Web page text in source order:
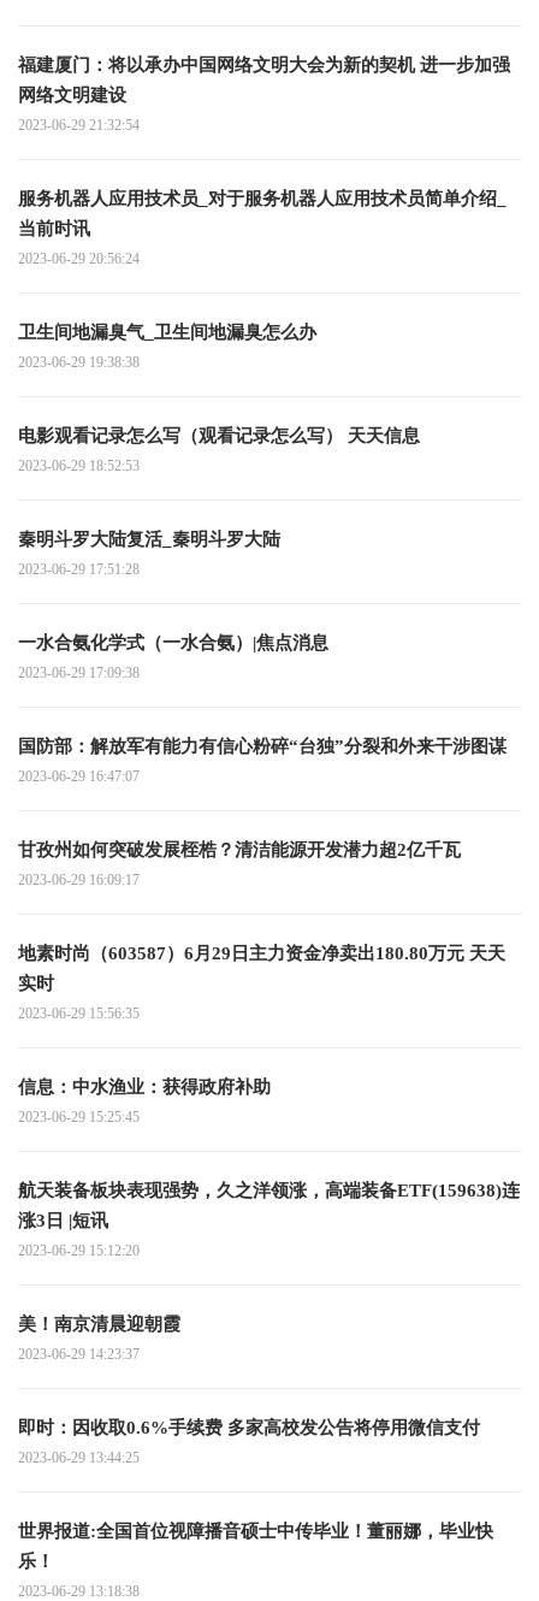
福建厦门：将以承办中国网络文明大会为新的契机 进一步加强
网络文明建设
2023-06-29 21:32:54
服务机器人应用技术员_对于服务机器人应用技术员简单介绍_
当前时讯
2023-06-29 20:56:24
卫生间地漏臭气_卫生间地漏臭怎么办
2023-06-29 19:38:38
电影观看记录怎么写（观看记录怎么写） 天天信息
2023-06-29 18:52:53
秦明斗罗大陆复活_秦明斗罗大陆
2023-06-29 17:51:28
一水合氨化学式（一水合氨）|焦点消息
2023-06-29 17:09:38
国防部：解放军有能力有信心粉碎“台独”分裂和外来干涉图谋
2023-06-29 16:47:07
甘孜州如何突破发展桎梏？清洁能源开发潜力超2亿千瓦
2023-06-29 16:09:17
地素时尚（603587）6月29日主力资金净卖出180.80万元 天天
实时
2023-06-29 15:56:35
信息：中水渔业：获得政府补助
2023-06-29 15:25:45
航天装备板块表现强势，久之洋领涨，高端装备ETF(159638)连
涨3日 |短讯
2023-06-29 15:12:20
美！南京清晨迎朝霞
2023-06-29 14:23:37
即时：因收取0.6%手续费 多家高校发公告将停用微信支付
2023-06-29 13:44:25
世界报道:全国首位视障播音硕士中传毕业！董丽娜，毕业快
乐！
2023-06-29 13:18:38